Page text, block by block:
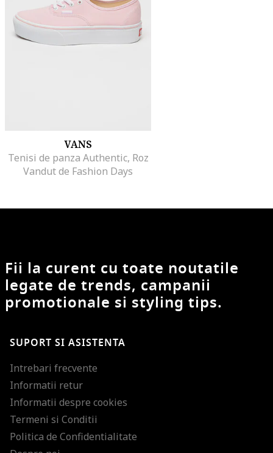
VANS
Tenisi de panza Authentic, Roz
Vandut de Fashion Days
Fii la curent cu toate noutatile
legate de trends, campanii
promotionale si styling tips.
SUPORT SI ASISTENTA
Intrebari frecvente
Informatii retur
Informatii despre cookies
Termeni si Conditii
Politica de Confidentialitate